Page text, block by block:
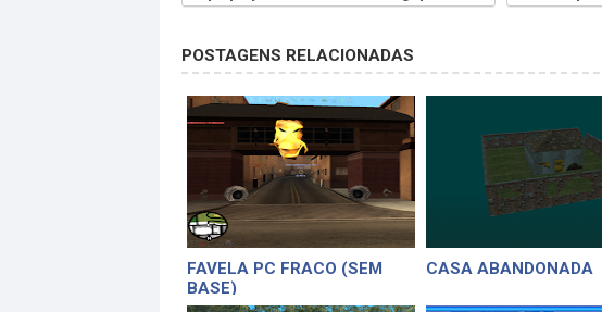
POSTAGENS RELACIONADAS
FAVELA PC FRACO (SEM
BASE)
CASA ABANDONADA